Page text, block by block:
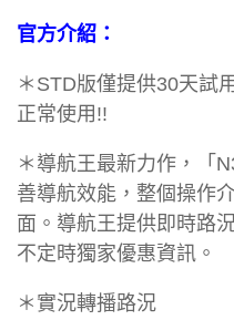
官方介紹：
＊STD版僅提供30天試
正常使用!!
＊導航王最新力作，「
善導航效能，整個操作
面。導航王提供即時路
不定時獨家優惠資訊。
＊實況轉播路況